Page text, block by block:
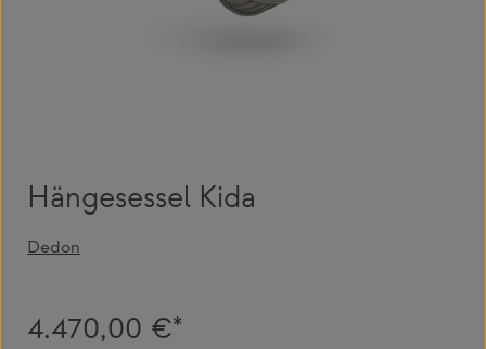
Hängesessel Kida
Dedon
4.470,00 €*